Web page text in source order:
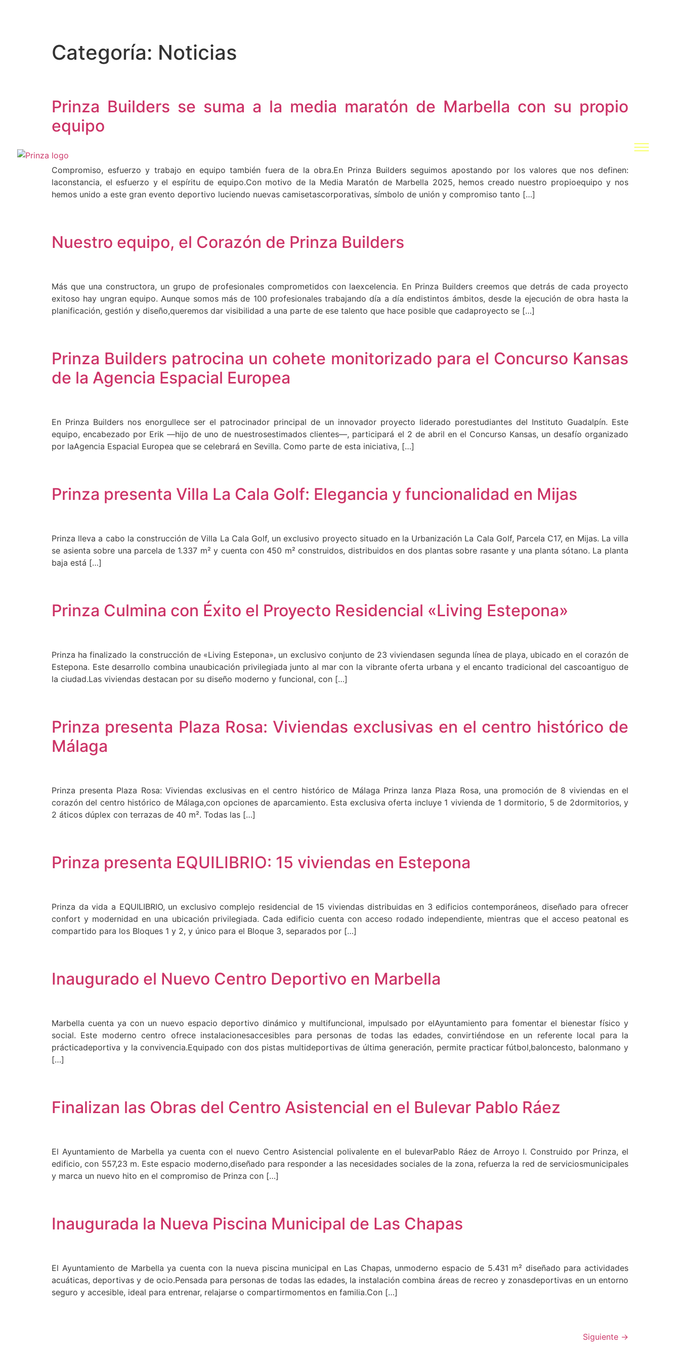
Categoría: Noticias
Prinza Builders se suma a la media maratón de Marbella con su propio
equipo
Compromiso, esfuerzo y trabajo en equipo también fuera de la obra.En Prinza Builders seguimos apostando por los valores que nos definen:
laconstancia, el esfuerzo y el espíritu de equipo.Con motivo de la Media Maratón de Marbella 2025, hemos creado nuestro propioequipo y nos
hemos unido a este gran evento deportivo luciendo nuevas camisetascorporativas, símbolo de unión y compromiso tanto […]
Nuestro equipo, el Corazón de Prinza Builders
Más que una constructora, un grupo de profesionales comprometidos con laexcelencia. En Prinza Builders creemos que detrás de cada proyecto
exitoso hay ungran equipo. Aunque somos más de 100 profesionales trabajando día a día endistintos ámbitos, desde la ejecución de obra hasta la
planificación, gestión y diseño,queremos dar visibilidad a una parte de ese talento que hace posible que cadaproyecto se […]
Prinza Builders patrocina un cohete monitorizado para el Concurso Kansas
de la Agencia Espacial Europea
En Prinza Builders nos enorgullece ser el patrocinador principal de un innovador proyecto liderado porestudiantes del Instituto Guadalpín. Este
equipo, encabezado por Erik —hijo de uno de nuestrosestimados clientes—, participará el 2 de abril en el Concurso Kansas, un desafío organizado
por laAgencia Espacial Europea que se celebrará en Sevilla. Como parte de esta iniciativa, […]
Prinza presenta Villa La Cala Golf: Elegancia y funcionalidad en Mijas
Prinza lleva a cabo la construcción de Villa La Cala Golf, un exclusivo proyecto situado en la Urbanización La Cala Golf, Parcela C17, en Mijas. La villa
se asienta sobre una parcela de 1.337 m² y cuenta con 450 m² construidos, distribuidos en dos plantas sobre rasante y una planta sótano. La planta
baja está […]
Prinza Culmina con Éxito el Proyecto Residencial «Living Estepona»
Prinza ha finalizado la construcción de «Living Estepona», un exclusivo conjunto de 23 viviendasen segunda línea de playa, ubicado en el corazón de
Estepona. Este desarrollo combina unaubicación privilegiada junto al mar con la vibrante oferta urbana y el encanto tradicional del cascoantiguo de
la ciudad.Las viviendas destacan por su diseño moderno y funcional, con […]
Prinza presenta Plaza Rosa: Viviendas exclusivas en el centro histórico de
Málaga
Prinza presenta Plaza Rosa: Viviendas exclusivas en el centro histórico de Málaga Prinza lanza Plaza Rosa, una promoción de 8 viviendas en el
corazón del centro histórico de Málaga,con opciones de aparcamiento. Esta exclusiva oferta incluye 1 vivienda de 1 dormitorio, 5 de 2dormitorios, y
2 áticos dúplex con terrazas de 40 m². Todas las […]
Prinza presenta EQUILIBRIO: 15 viviendas en Estepona
Prinza da vida a EQUILIBRIO, un exclusivo complejo residencial de 15 viviendas distribuidas en 3 edificios contemporáneos, diseñado para ofrecer
confort y modernidad en una ubicación privilegiada. Cada edificio cuenta con acceso rodado independiente, mientras que el acceso peatonal es
compartido para los Bloques 1 y 2, y único para el Bloque 3, separados por […]
Inaugurado el Nuevo Centro Deportivo en Marbella
Marbella cuenta ya con un nuevo espacio deportivo dinámico y multifuncional, impulsado por elAyuntamiento para fomentar el bienestar físico y
social. Este moderno centro ofrece instalacionesaccesibles para personas de todas las edades, convirtiéndose en un referente local para la
prácticadeportiva y la convivencia.Equipado con dos pistas multideportivas de última generación, permite practicar fútbol,baloncesto, balonmano y
[…]
Finalizan las Obras del Centro Asistencial en el Bulevar Pablo Ráez
El Ayuntamiento de Marbella ya cuenta con el nuevo Centro Asistencial polivalente en el bulevarPablo Ráez de Arroyo I. Construido por Prinza, el
edificio, con 557,23 m. Este espacio moderno,diseñado para responder a las necesidades sociales de la zona, refuerza la red de serviciosmunicipales
y marca un nuevo hito en el compromiso de Prinza con […]
Inaugurada la Nueva Piscina Municipal de Las Chapas
El Ayuntamiento de Marbella ya cuenta con la nueva piscina municipal en Las Chapas, unmoderno espacio de 5.431 m² diseñado para actividades
acuáticas, deportivas y de ocio.Pensada para personas de todas las edades, la instalación combina áreas de recreo y zonasdeportivas en un entorno
seguro y accesible, ideal para entrenar, relajarse o compartirmomentos en familia.Con […]
Siguiente →